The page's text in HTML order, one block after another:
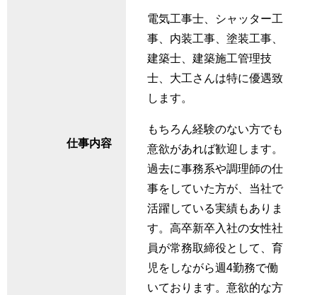
仕事内容
電気工事士、シャッター工
事、内装工事、塗装工事、
建築士、建築施工管理技
士、大工さんは特に優遇致
します。
もちろん経験のない方でも
意欲があれば歓迎します。
過去に事務系や調理師の仕
事をしていた方が、当社で
活躍している実績もありま
す。高卒新卒入社の女性社
員が常務取締役として、育
児をしながら週4勤務で働
いております。意欲的な方